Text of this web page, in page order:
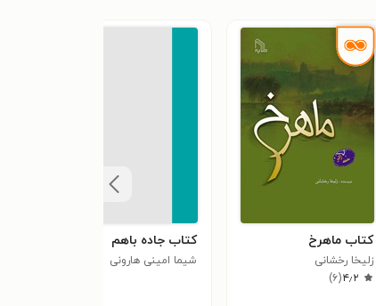
کتاب ماهرخ
زلیخا رخشانی
۴٫۲(۶)
کتاب جاده باهم
شیما امینی هارونی